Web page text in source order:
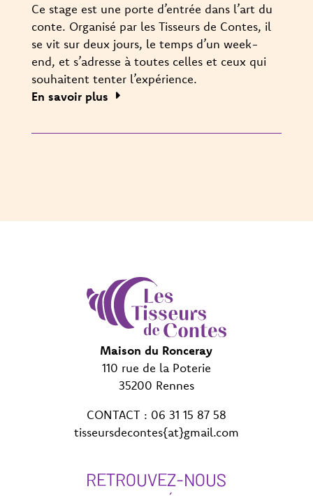
Ce stage est une porte d’entrée dans l’art du
conte. Organisé par les Tisseurs de Contes, il
se vit sur deux jours, le temps d’un week-
end, et s’adresse à toutes celles et ceux qui
souhaitent tenter l’expérience.
En savoir plus
Maison du Ronceray
110 rue de la Poterie
35200 Rennes
CONTACT : 06 31 15 87 58
tisseursdecontes{at}gmail.com
RETROUVEZ-NOUS